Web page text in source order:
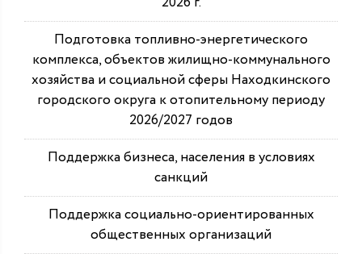
Подготовка топливно-энергетического
комплекса, объектов жилищно-коммунального
хозяйства и социальной сферы Находкинского
городского округа к отопительному периоду
2026/2027 годов
Поддержка бизнеса, населения в условиях
санкций
Поддержка социально-ориентированных
общественных организаций